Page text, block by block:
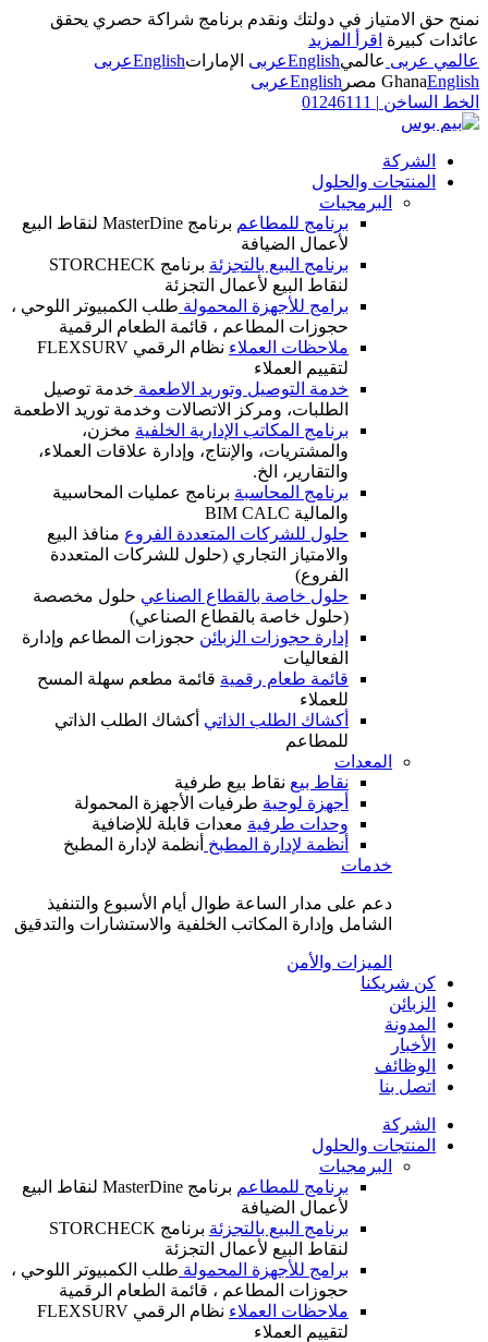
نمنح حق الامتياز في دولتك ونقدم برنامج شراكة حصري يحقق
عائدات كبيرة اقرأ المزيد
عالمي عربى عالميEnglishعربى الإماراتEnglishعربى
GhanaEnglish مصر Englishعربى
الخط الساخن |
01246111
الشركة
المنتجات والحلول
البرمجيات
برنامج للمطاعم
برنامج MasterDine لنقاط البيع
لأعمال الضيافة
برنامج البيع بالتجزئة
برنامج STORCHECK
لنقاط البيع لأعمال التجزئة
برامج للأجهزة المحمولة طلب الكمبيوتر اللوحي ،
حجوزات المطاعم ، قائمة الطعام الرقمية
ملاحظات العملاء
نظام الرقمي FLEXSURV
لتقييم العملاء
خدمة التوصيل وتوريد الاطعمة خدمة توصيل
الطلبات، ومركز الاتصالات وخدمة توريد الاطعمة
برنامج المكاتب الإدارية الخلفية مخزن،
والمشتريات، والإنتاج، وإدارة علاقات العملاء،
والتقارير، الخ.
برنامج المحاسبة برنامج عمليات المحاسبية
والمالية BIM CALC
حلول للشركات المتعددة الفروع منافذ البيع
والامتياز التجاري (حلول للشركات المتعددة
الفروع)
حلول خاصة بالقطاع الصناعي حلول مخصصة
(حلول خاصة بالقطاع الصناعي)
إدارة حجوزات الزبائن حجوزات المطاعم وإدارة
الفعاليات
قائمة طعام رقمية قائمة مطعم سهلة المسح
للعملاء
أكشاك الطلب الذاتي أكشاك الطلب الذاتي
للمطاعم
المعدات
نقاط بيع نقاط بيع طرفية
أجهزة لوحية طرفيات الأجهزة المحمولة
وحدات طرفية معدات قابلة للإضافية
أنظمة لإدارة المطبخ أنظمة لإدارة المطبخ
خدمات
دعم على مدار الساعة طوال أيام الأسبوع والتنفيذ
الشامل وإدارة المكاتب الخلفية والاستشارات والتدقيق
الميزات والأمن
كن شريكنا
الزبائن
المدونة
الأخبار
الوظائف
اتصل بنا
الشركة
المنتجات والحلول
البرمجيات
برنامج للمطاعم
برنامج MasterDine لنقاط البيع
لأعمال الضيافة
برنامج البيع بالتجزئة
برنامج STORCHECK
لنقاط البيع لأعمال التجزئة
برامج للأجهزة المحمولة طلب الكمبيوتر اللوحي ،
حجوزات المطاعم ، قائمة الطعام الرقمية
ملاحظات العملاء
نظام الرقمي FLEXSURV
لتقييم العملاء